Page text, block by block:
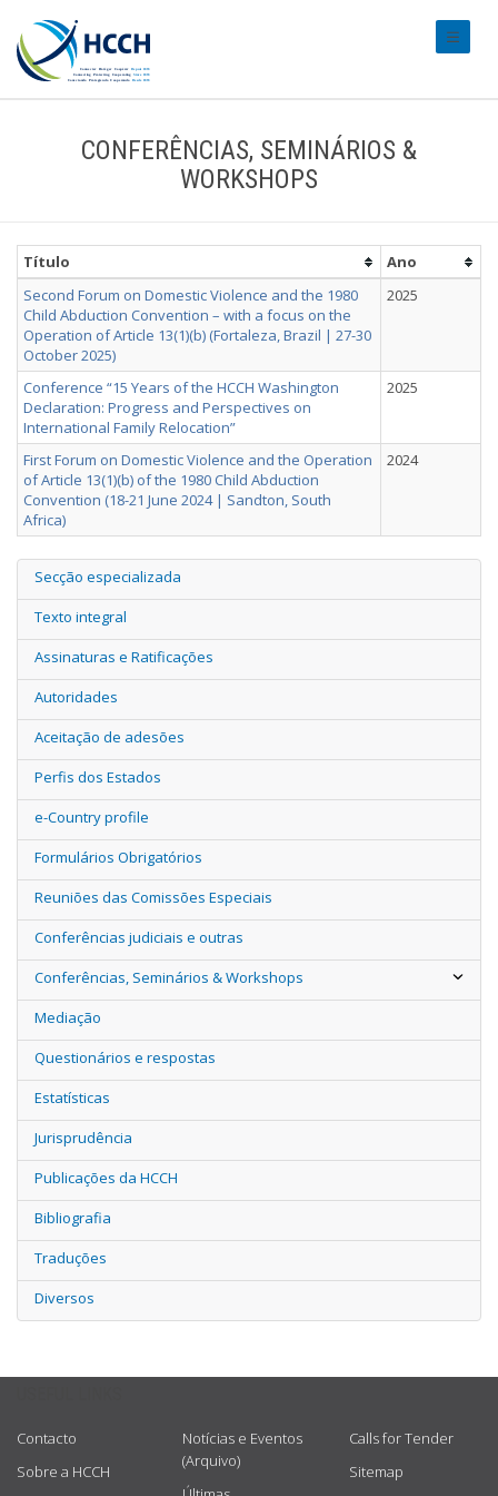
CONFERÊNCIAS, SEMINÁRIOS &
WORKSHOPS
Título
Ano
Second Forum on Domestic Violence and the 1980
Child Abduction Convention – with a focus on the
Operation of Article 13(1)(b) (Fortaleza, Brazil | 27-30
October 2025)
2025
Conference “15 Years of the HCCH Washington
Declaration: Progress and Perspectives on
International Family Relocation”
2025
First Forum on Domestic Violence and the Operation
of Article 13(1)(b) of the 1980 Child Abduction
Convention (18-21 June 2024 | Sandton, South
Africa)
2024
Secção especializada
Texto integral
Assinaturas e Ratificações
Autoridades
Aceitação de adesões
Perfis dos Estados
e-Country profile
Formulários Obrigatórios
Reuniões das Comissões Especiais
Conferências judiciais e outras
Conferências, Seminários & Workshops
Mediação
Questionários e respostas
Estatísticas
Jurisprudência
Publicações da HCCH
Bibliografia
Traduções
Diversos
Contacto
Sobre a HCCH
Notícias e Eventos
(Arquivo)
Calls for Tender
Sitemap